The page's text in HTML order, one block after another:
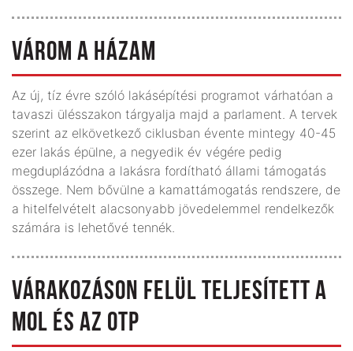
VÁROM A HÁZAM
Az új, tíz évre szóló lakásépítési programot várhatóan a
tavaszi ülésszakon tárgyalja majd a parlament. A tervek
szerint az elkövetkező ciklusban évente mintegy 40-45
ezer lakás épülne, a negyedik év végére pedig
megduplázódna a lakásra fordítható állami támogatás
összege. Nem bővülne a kamattámogatás rendszere, de
a hitelfelvételt alacsonyabb jövedelemmel rendelkezők
számára is lehetővé tennék.
VÁRAKOZÁSON FELÜL TELJESÍTETT A
MOL ÉS AZ OTP